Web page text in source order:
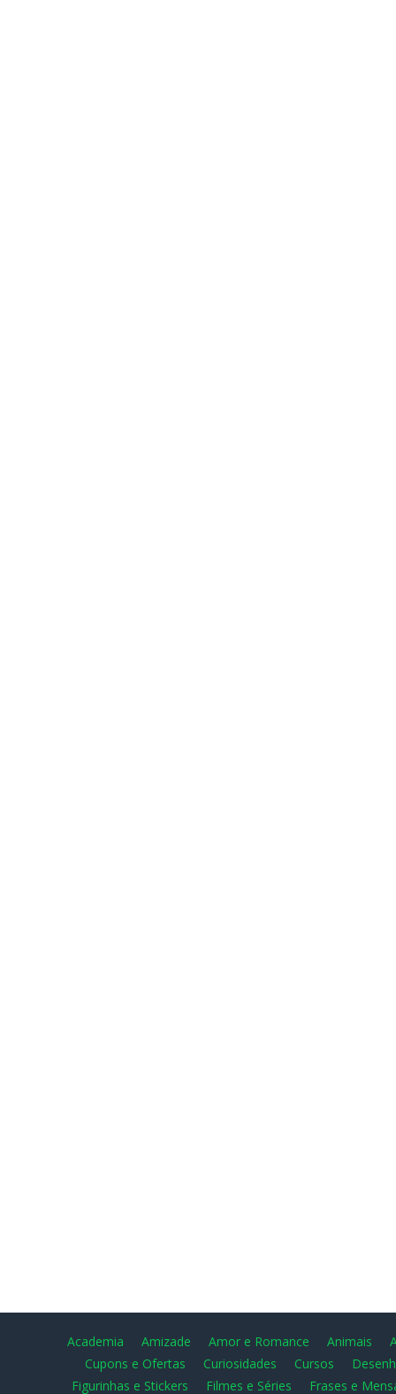
Academia Amizade Amor e Romance Animais
Cupons e Ofertas
Curiosidades Cursos
Figurinhas e Stickers
Filmes e Séries Frases e